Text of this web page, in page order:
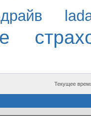
драйв
Текущее